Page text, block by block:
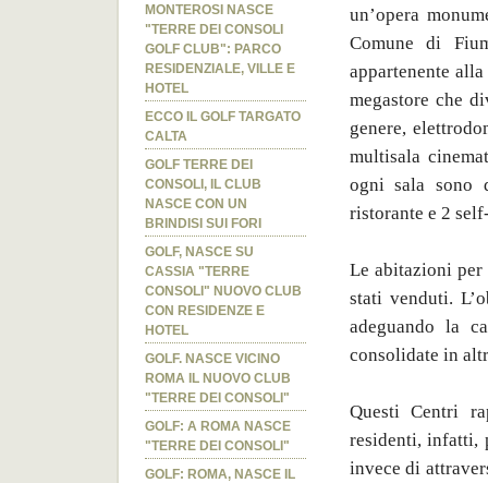
MONTEROSI NASCE
"TERRE DEI CONSOLI
GOLF CLUB": PARCO
RESIDENZIALE, VILLE E
HOTEL
ECCO IL GOLF TARGATO
CALTA
GOLF TERRE DEI
CONSOLI, IL CLUB
NASCE CON UN
BRINDISI SUI FORI
GOLF, NASCE SU
CASSIA "TERRE
CONSOLI" NUOVO CLUB
CON RESIDENZE E
HOTEL
GOLF. NASCE VICINO
ROMA IL NUOVO CLUB
"TERRE DEI CONSOLI"
GOLF: A ROMA NASCE
"TERRE DEI CONSOLI"
GOLF: ROMA, NASCE IL
un’opera
Comune di
appartenente
megastore che
genere,
multisala
ogni sala sono
ristorante e 2
Le abitazioni
stati venduti.
adeguando la
consolidate in
Questi Centri
residenti, infatti,
invece di